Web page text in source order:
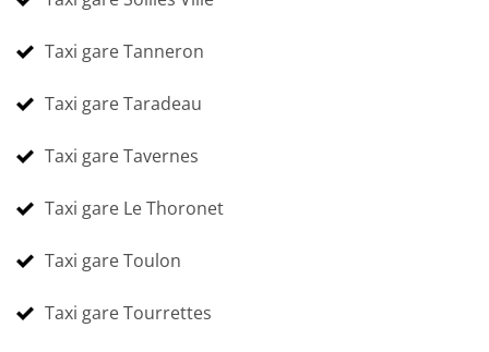
Taxi gare Tanneron
Taxi gare Taradeau
Taxi gare Tavernes
Taxi gare Le Thoronet
Taxi gare Toulon
Taxi gare Tourrettes